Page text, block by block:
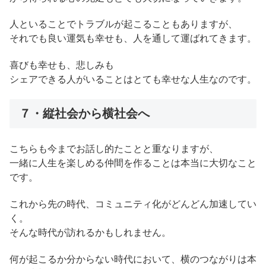
人といることでトラブルが起こることもありますが、
それでも良い運気も幸せも、人を通して運ばれてきます。
喜びも幸せも、悲しみも
シェアできる人がいることはとても幸せな人生なのです。
７・縦社会から横社会へ
こちらも今までお話し的たことと重なりますが、
一緒に人生を楽しめる仲間を作ることは本当に大切なこと
です。
これから先の時代、コミュニティ化がどんどん加速してい
く。
そんな時代が訪れるかもしれません。
何が起こるか分からない時代において、横のつながりは本